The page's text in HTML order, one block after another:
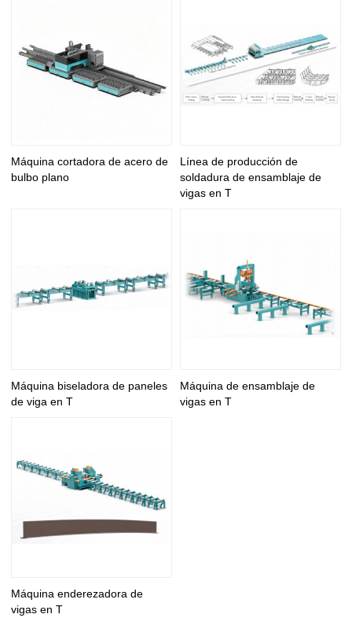
Máquina cortadora de acero de
bulbo plano
Línea de producción de
soldadura de ensamblaje de
vigas en T
Máquina biseladora de paneles
de viga en T
Máquina de ensamblaje de
vigas en T
Máquina enderezadora de
vigas en T